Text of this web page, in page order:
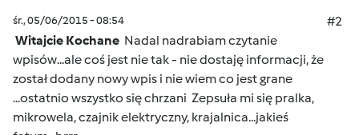
śr., 05/06/2015 - 08:54
#2
Witajcie Kochane Nadal nadrabiam czytanie
wpisów...ale coś jest nie tak - nie dostaję informacji, że
został dodany nowy wpis i nie wiem co jest grane
...ostatnio wszystko się chrzani Zepsuła mi się pralka,
mikrowela, czajnik elektryczny, krajalnica...jakieś